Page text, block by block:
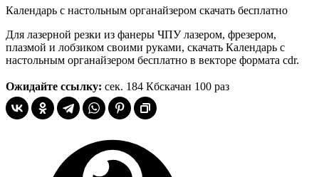
Календарь с настольным органайзером скачать бесплатно
Для лазерной резки из фанеры ЧПУ лазером, фрезером,
плазмой и лобзиком своими руками, скачать Календарь с
настольным органайзером бесплатно в векторе формата cdr.
Ожидайте ссылку: сек. 184 Кбскачан 100 раз